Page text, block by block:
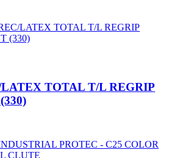
TOTAL T/L REGRIP